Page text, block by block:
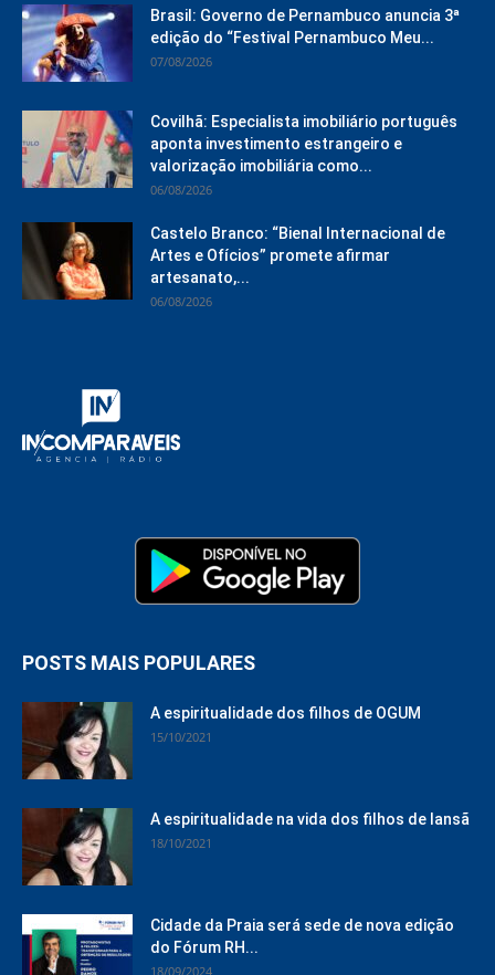
Brasil: Governo de Pernambuco anuncia 3ª
edição do “Festival Pernambuco Meu...
07/08/2026
Covilhã: Especialista imobiliário português
aponta investimento estrangeiro e
valorização imobiliária como...
06/08/2026
Castelo Branco: “Bienal Internacional de
Artes e Ofícios” promete afirmar
artesanato,...
06/08/2026
POSTS MAIS POPULARES
A espiritualidade dos filhos de OGUM
15/10/2021
A espiritualidade na vida dos filhos de Iansã
18/10/2021
Cidade da Praia será sede de nova edição
do Fórum RH...
18/09/2024